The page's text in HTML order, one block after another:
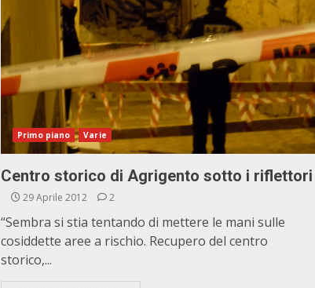
Primo piano Varie
Centro storico di Agrigento sotto i riflettori
29 Aprile 2012 2
“Sembra si stia tentando di mettere le mani sulle
cosiddette aree a rischio. Recupero del centro
storico,...